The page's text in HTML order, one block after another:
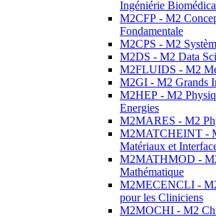
Ingéniérie
M2CFP - M2
Fondamentale
M2CPS - M2
M2DS - M2 Data
M2FLUIDS - M2
M2GI - M2 Grands
M2HEP - M2
Energies
M2MARES - M2
M2MATCHEINT -
Matériaux et
M2MATHMOD -
Mathématique
M2MECENCLI -
pour les Cliniciens
M2MOCHI - M2